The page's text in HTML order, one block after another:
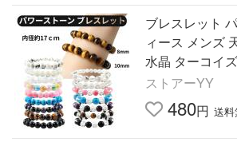
ブレスレット
ィース メンズ
水晶 ターコイ
タイガーアイ
ストアーYY
480円 送